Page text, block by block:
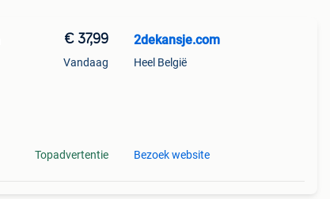
€ 37,99
Vandaag
Topadvertentie
2dekansje.com
Heel België
Bezoek website